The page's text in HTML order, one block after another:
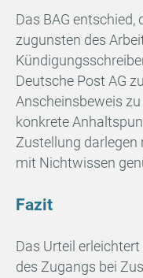
Das BAG entschied,
zugunsten des
Deutsche Post AG
Anscheinsbeweis
konkrete
Zustellung darlegen
mit Nichtwissen
Fazit
Das Urteil
des Zugangs bei